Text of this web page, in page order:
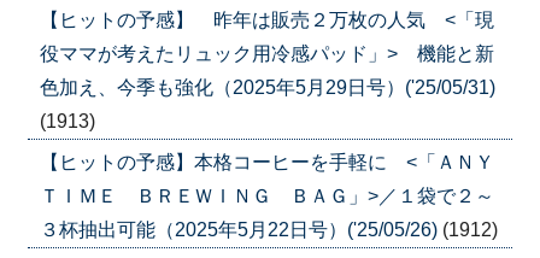
【ヒットの予感】 昨年は販売２万枚の人気 <「現
役ママが考えたリュック用冷感パッド」> 機能と新
色加え、今季も強化（2025年5月29日号）('25/05/31)
(1913)
【ヒットの予感】本格コーヒーを手軽に <「ＡＮＹ
ＴＩＭＥ ＢＲＥＷＩＮＧ ＢＡＧ」>／１袋で２～
３杯抽出可能（2025年5月22日号）('25/05/26) (1912)